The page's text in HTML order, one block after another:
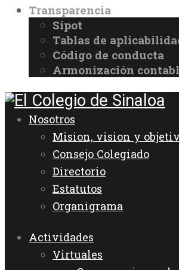
Transparencia
Sipot
Tablas de
Código de conducta
Armonización
Nosotros
Mision, vision y
Consejo Colegiado
Directorio
Estatutos
Organigrama
Actividades
Virtuales